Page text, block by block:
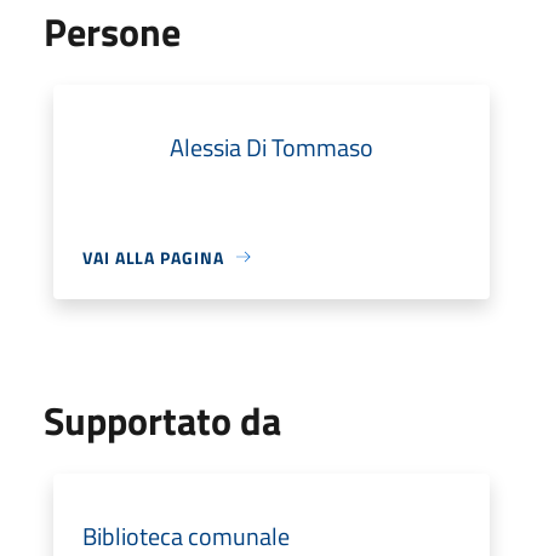
Persone
Alessia Di Tommaso
VAI ALLA PAGINA
Supportato da
Biblioteca comunale